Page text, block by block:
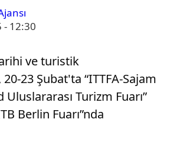
- 12:30
ve turistik
23 Şubat'ta “ITTFA-Sajam
Turizm Fuarı”
Berlin Fuarı”nda